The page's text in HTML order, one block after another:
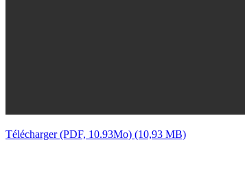
Télécharger (PDF, 10.93Mo)